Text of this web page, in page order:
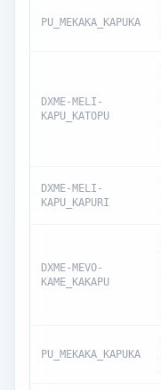
PU_MEKAKA_KAPUKA
DXME-MELI-
KAPU_KATOPU
DXME-MELI-
KAPU_KAPURI
DXME-MEVO-
KAME_KAKAPU
PU_MEKAKA_KAPUKA